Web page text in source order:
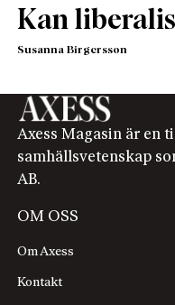
Kan
Susanna Birgersson
Axess Magasin är en
samhällsvetenskap
AB.
OM OSS
Om Axess
Kontakt